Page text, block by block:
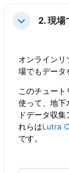
Minimizza
2. 現場
オンラインリ
場でもデータ
このチュート
使って、地下
ドデータ収
れらはLutra
です。